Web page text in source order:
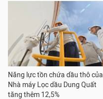
Năng lực tồn chứa dầu thô của
Nhà máy Lọc dầu Dung Quất
tăng thêm 12,5%